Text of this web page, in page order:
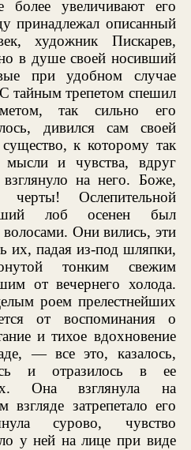
более увеличивают его
принадлежал описанный
художник Пискарев,
в душе своей носивший
при удобном случае
тайным трепетом спешил
так сильно его
дивился сам своей
к которому так
мысли и чувства, вдруг
на него. Боже,
черты! Ослепительной
лоб осенен был
волосами. Они вились, эти
их, падая из-под шляпки,
тонким свежим
от вечернего холода.
роем прелестнейших
от воспоминания о
и тихое вдохновение
— все это, казалось,
и отразилось в ее
Она взглянула на
затрепетало его
сурово, чувство
у ней на лице при виде